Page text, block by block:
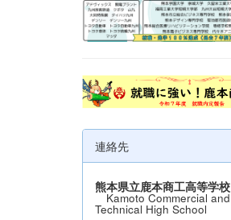
連絡先
熊本県立鹿本商工高等学校
Kamoto Commercial and
Technical High School